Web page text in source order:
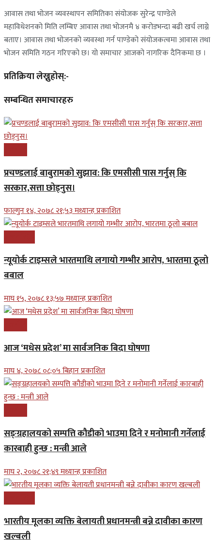
आवास तथा भोजन व्यवस्थापन समितिका संयोजक सुरेन्द्र पाण्डेले
महाविधेशनको मिति लम्बिए आवास तथा भोजनमै ४ करोडभन्दा बढी खर्च लाग्ने
बताए। आवास तथा भोजनको व्यवस्था गर्न पाण्डेको संयोजकत्वमा आवास तथा
भोजन समिति गठन गरिएको छ। यो समाचार आजको नागरिक दैनिकमा छ ।
प्रतिक्रिया लेख्नुहोस्:-
सम्बन्धित समाचारहरु
प्रचण्डलाई बाबुरामको सुझाव: कि एमसीसी पास गर्नुस् कि
सरकार,सत्ता छोड्नुस।
फाल्गुन १४, २०७८ २१;५३ मध्यान्ह प्रकाशित
न्यूयोर्क टाइम्सले भारतमाथि लगायो गम्भीर आरोप, भारतमा ठूलो
बबाल
माघ १५, २०७८ १३;५७ मध्यान्ह प्रकाशित
आज ‘मधेस प्रदेश’ मा सार्वजनिक बिदा घोषणा
माघ ४, २०७८ ०८;०५ बिहान प्रकाशित
सङ्ग्रहालयको सम्पत्ति कौडीको भाउमा दिने र मनोमानी गर्नेलाई
कारबाही हुन्छ : मन्त्री आले
माघ २, २०७८ २१;४९ मध्यान्ह प्रकाशित
भारतीय मूलका व्यक्ति बेलायती प्रधानमन्त्री बन्ने दावीका कारण
खल्बली